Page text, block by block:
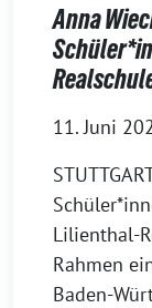
Anna
11. Juni
Lilienthal-
Rahmen
Baden-